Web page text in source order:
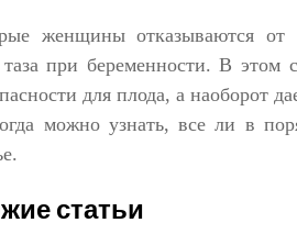
женщины отказываются от
при беременности. В этом
для плода, а наоборот
можно узнать, все ли в
статьи